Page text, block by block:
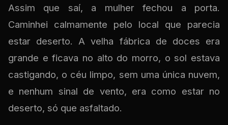
Assim que saí, a mulher fechou a porta.
Caminhei calmamente pelo local que parecia
estar deserto. A velha fábrica de doces era
grande e ficava no alto do morro, o sol estava
castigando, o céu limpo, sem uma única nuvem,
e nenhum sinal de vento, era como estar no
deserto, só que asfaltado.